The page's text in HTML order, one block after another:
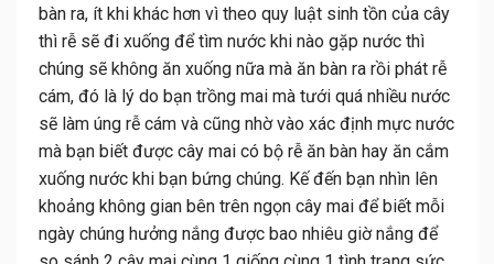
bàn ra, ít khi khác hơn vì theo quy luật sinh tồn của cây
thì rễ sẽ đi xuống để tìm nước khi nào gặp nước thì
chúng sẽ không ăn xuống nữa mà ăn bàn ra rồi phát rễ
cám, đó là lý do bạn trồng mai mà tưới quá nhiều nước
sẽ làm úng rễ cám và cũng nhờ vào xác định mực nước
mà bạn biết được cây mai có bộ rễ ăn bàn hay ăn cắm
xuống nước khi bạn bứng chúng. Kế đến bạn nhìn lên
khoảng không gian bên trên ngọn cây mai để biết mỗi
ngày chúng hưởng nắng được bao nhiêu giờ nắng để